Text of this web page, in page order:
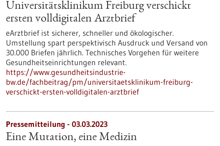
Universitätsklinikum Freiburg verschickt
ersten volldigitalen Arztbrief
eArztbrief ist sicherer, schneller und ökologischer.
Umstellung spart perspektivisch Ausdruck und Versand von
30.000 Briefen jährlich. Technisches Vorgehen für weitere
Gesundheitseinrichtungen relevant.
https://www.gesundheitsindustrie-
bw.de/fachbeitrag/pm/universitaetsklinikum-freiburg-
verschickt-ersten-volldigitalen-arztbrief
Pressemitteilung - 03.03.2023
Eine Mutation, eine Medizin